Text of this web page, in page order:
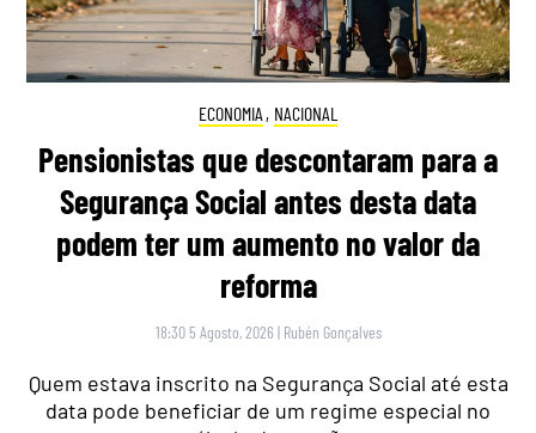
ECONOMIA , NACIONAL
Pensionistas que descontaram para a
Segurança Social antes desta data
podem ter um aumento no valor da
reforma
18:30 5 Agosto, 2026 | Rubén Gonçalves
Quem estava inscrito na Segurança Social até esta
data pode beneficiar de um regime especial no